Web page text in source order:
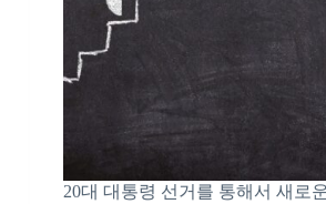
20대 대통령 선거를 통해서 새로